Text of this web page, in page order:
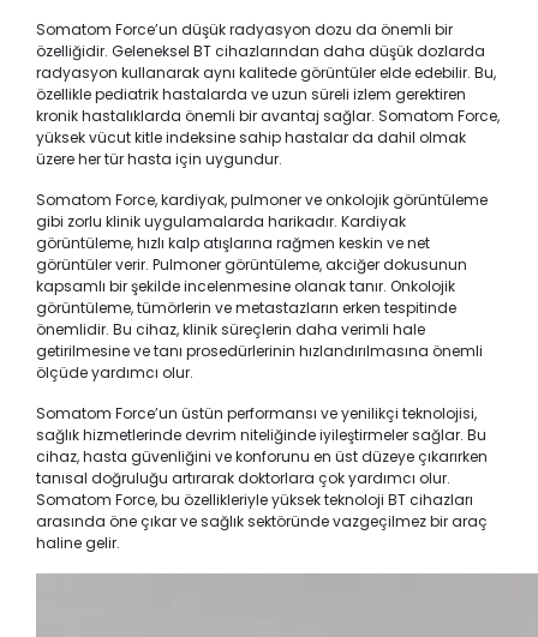
Somatom Force’un düşük radyasyon dozu da önemli bir
özelliğidir. Geleneksel BT cihazlarından daha düşük dozlarda
radyasyon kullanarak aynı kalitede görüntüler elde edebilir. Bu,
özellikle pediatrik hastalarda ve uzun süreli izlem gerektiren
kronik hastalıklarda önemli bir avantaj sağlar. Somatom Force,
yüksek vücut kitle indeksine sahip hastalar da dahil olmak
üzere her tür hasta için uygundur.
Somatom Force, kardiyak, pulmoner ve onkolojik görüntüleme
gibi zorlu klinik uygulamalarda harikadır. Kardiyak
görüntüleme, hızlı kalp atışlarına rağmen keskin ve net
görüntüler verir. Pulmoner görüntüleme, akciğer dokusunun
kapsamlı bir şekilde incelenmesine olanak tanır. Onkolojik
görüntüleme, tümörlerin ve metastazların erken tespitinde
önemlidir. Bu cihaz, klinik süreçlerin daha verimli hale
getirilmesine ve tanı prosedürlerinin hızlandırılmasına önemli
ölçüde yardımcı olur.
Somatom Force’un üstün performansı ve yenilikçi teknolojisi,
sağlık hizmetlerinde devrim niteliğinde iyileştirmeler sağlar. Bu
cihaz, hasta güvenliğini ve konforunu en üst düzeye çıkarırken
tanısal doğruluğu artırarak doktorlara çok yardımcı olur.
Somatom Force, bu özellikleriyle yüksek teknoloji BT cihazları
arasında öne çıkar ve sağlık sektöründe vazgeçilmez bir araç
haline gelir.